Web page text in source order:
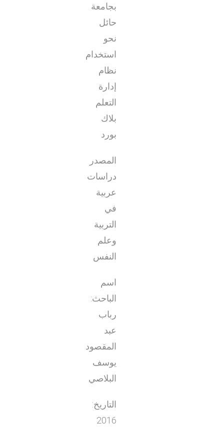
بجامعة
حائل
نحو
استخدام
نظام
إدارة
التعلم
بلاك
بورد
المصدر
دراسات
عربية
في
التربية
وعلم
النفس
اسم
الباحث:
رباب
عبد
المقصود
يوسف
البلاصي
التاريخ:
2016